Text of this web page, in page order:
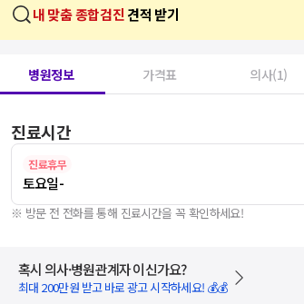
내 맞춤 종합검진 견적 받기
병원정보 가격표 의사(1)
진료시간
진료휴무
토요일-
※ 방문 전 전화를 통해 진료시간을 꼭 확인하세요!
혹시 의사·병원관계자 이신가요?
최대 200만원 받고 바로 광고 시작하세요! 💰💰